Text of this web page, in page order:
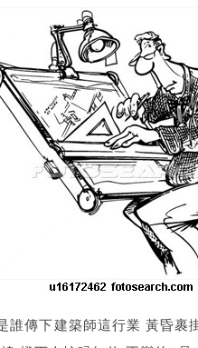
傳下建築師這行業 黃昏裹